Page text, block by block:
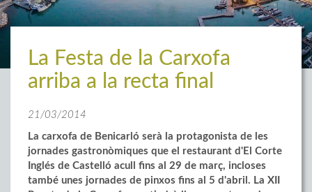
La Festa de la Carxofa
arriba a la recta final
21/03/2014
La carxofa de Benicarló serà la protagonista de les
jornades gastronòmiques que el restaurant d'El Corte
Inglés de Castelló acull fins al 29 de març, incloses
també unes jornades de pinxos fins al 5 d'abril. La XII